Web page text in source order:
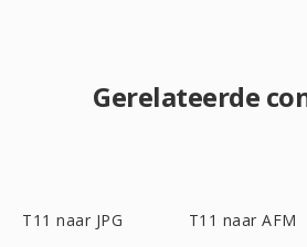
Gerelateerde
T11 naar JPG T11 naar AFM